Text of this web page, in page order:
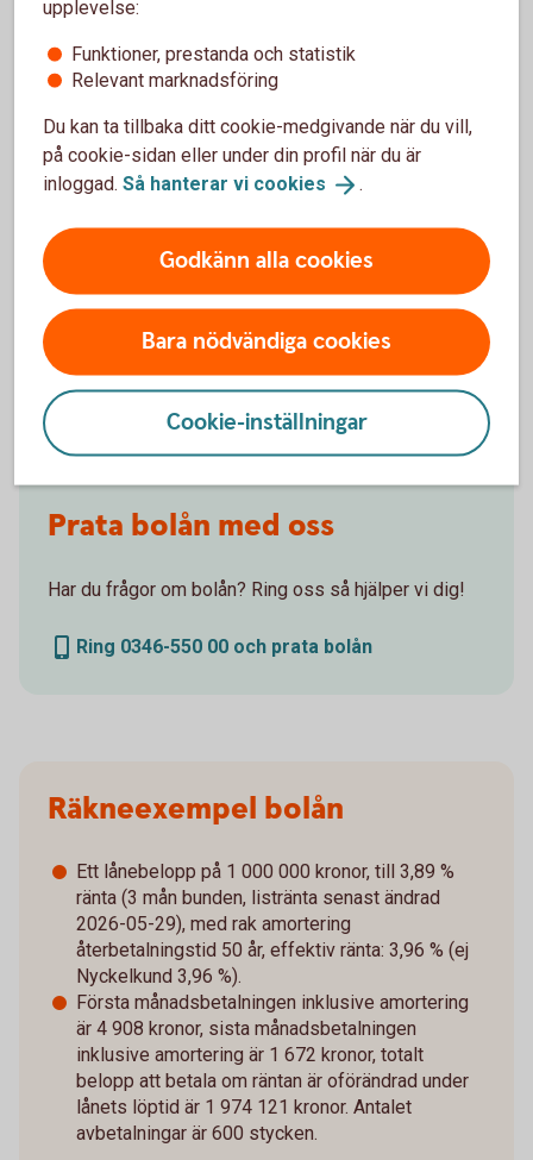
Vad är skillnaden på rörlig och bunden ränta?
Vad betyder bindningstid på bolån?
Vad är effektiv ränta?
Frågor?
Prata bolån med oss
Har du frågor om bolån? Ring oss så hjälper vi dig!
Ring 0346-550 00 och prata bolån
Räkneexempel bolån
Ett lånebelopp på 1 000 000 kronor, till 3,89 %
ränta (3 mån bunden, listränta senast ändrad
2026-05-29), med rak amortering
återbetalningstid 50 år, effektiv ränta: 3,96 % (ej
Nyckelkund 3,96 %).
Första månadsbetalningen inklusive amortering
är 4 908 kronor, sista månadsbetalningen
inklusive amortering är 1 672 kronor, totalt
belopp att betala om räntan är oförändrad under
lånets löptid är 1 974 121 kronor. Antalet
avbetalningar är 600 stycken.
upplevelse:
Funktioner, prestanda och statistik
Relevant marknadsföring
Du kan ta tillbaka ditt cookie-medgivande när du vill,
på cookie-sidan eller under din profil när du är
inloggad. Så hanterar vi cookies .
Godkänn alla cookies
Bara nödvändiga cookies
Cookie-inställningar